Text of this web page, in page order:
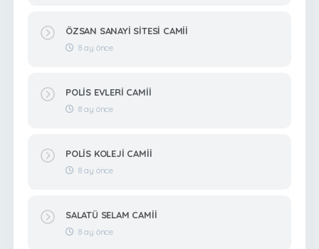
ÖZSAN SANAYİ SİTESİ CAMİİ
8 ay önce
POLİS EVLERİ CAMİİ
8 ay önce
POLİS KOLEJİ CAMİİ
8 ay önce
SALATÜ SELAM CAMİİ
8 ay önce